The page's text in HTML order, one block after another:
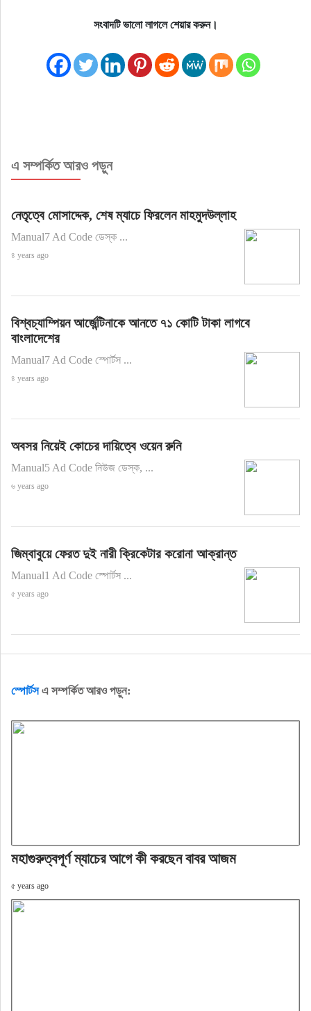
সংবাদটি ভালো লাগলে শেয়ার করুন।
এ সম্পর্কিত আরও পড়ুন
নেতৃত্বে মোসাদ্দেক, শেষ ম্যাচে ফিরলেন মাহমুদউল্লাহ
Manual7 Ad Code ডেস্ক ...
৪ years ago
বিশ্বচ্যাম্পিয়ন আর্জেন্টিনাকে আনতে ৭১ কোটি টাকা লাগবে
বাংলাদেশের
Manual7 Ad Code স্পোর্টস ...
৪ years ago
অবসর নিয়েই কোচের দায়িত্বে ওয়েন রুনি
Manual5 Ad Code নিউজ ডেস্ক, ...
৬ years ago
জিম্বাবুয়ে ফেরত দুই নারী ক্রিকেটার করোনা আক্রান্ত
Manual1 Ad Code স্পোর্টস ...
৫ years ago
স্পোর্টসএ সম্পর্কিত আরও পড়ুন:
মহাগুরুত্বপূর্ণ ম্যাচের আগে কী করছেন বাবর আজম
৫ years ago